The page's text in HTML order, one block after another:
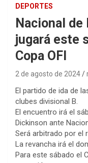
DEPORTES
Nacional de
jugará este
Copa OFI
2 de agosto de 2024
El partido de ida de
clubes divisional B.
El encuentro irá el
Dickinson ante
Será arbitrado por el
La revancha irá el
Para este sábado el